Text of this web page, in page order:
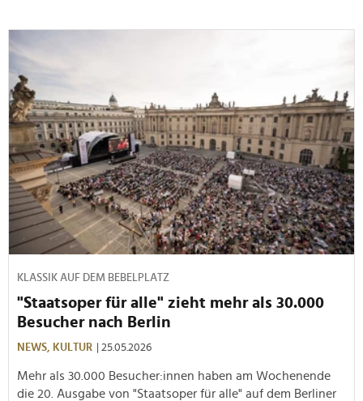
KLASSIK AUF DEM BEBELPLATZ
"Staatsoper für alle" zieht mehr als 30.000
Besucher nach Berlin
NEWS, KULTUR | 25.05.2026
Mehr als 30.000 Besucher:innen haben am Wochenende
die 20. Ausgabe von "Staatsoper für alle" auf dem Berliner